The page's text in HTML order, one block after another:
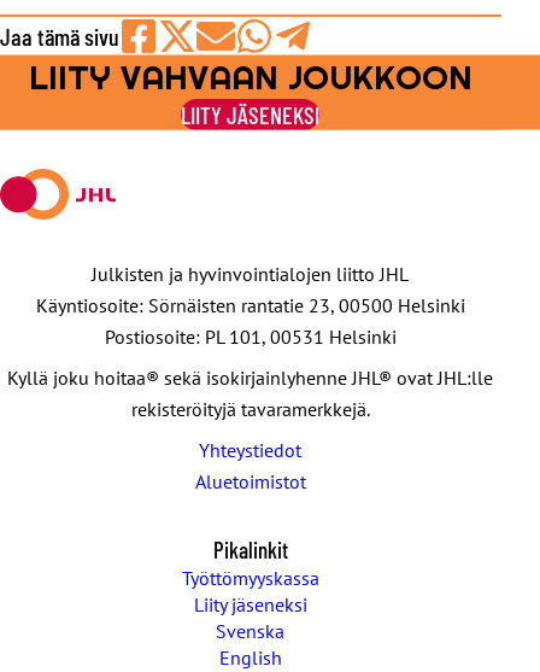
Jaa tämä sivu
Jaa
Facebookissa
Jaa
viestipalvelu
X:ssä
Jaa
sähköpostilla
Jaa
WhatsAppilla
Jaa
Telegramilla
LIITY VAHVAAN JOUKKOON
LIITY JÄSENEKSI
Julkisten ja hyvinvointialojen liitto JHL
Käyntiosoite: Sörnäisten rantatie 23, 00500 Helsinki
Postiosoite: PL 101, 00531 Helsinki
Kyllä joku hoitaa® sekä isokirjainlyhenne JHL® ovat JHL:lle
rekisteröityjä tavaramerkkejä.
Yhteystiedot
Aluetoimistot
Pikalinkit
Työttömyyskassa
Liity jäseneksi
Svenska
English